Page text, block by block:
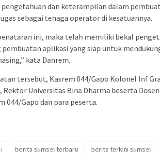
dan keterampilan dalam
sebagai tenaga operator di kesatuannya.
ini, maka telah memiliki bekal
aplikasi yang siap untuk
kata Danrem.
tersebut, Kasrem 044/Gapo Kolonel Inf
Rektor Universitas Bina Dharma beserta
044/Gapo dan para peserta.
berita sumsel terbaru
berita terkini sumsel